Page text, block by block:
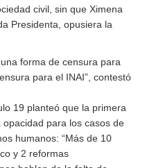
civil, sin que Ximena
Presidenta, opusiera la
forma de censura para
para el INAI”, contestó
19 planteó que la primera
para los casos de
humanos: “Más de 10
y 2 reformas